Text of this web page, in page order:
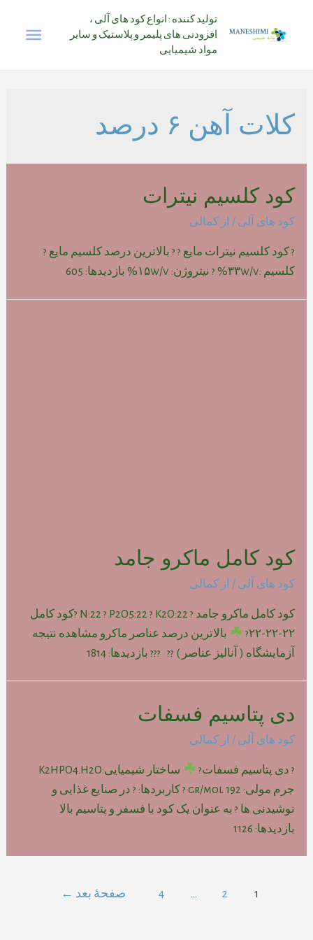
تولید کننده : انواع کود های آلی ،
افزودنی های پلیمر و پلاستیک و سایر
مواد شیمیایی
کلات آهن ۶ درصد
کود کلسیم نیترات
کود های آلی / از کمالی
? کود کلسیم نیترات مایع ? ? بالاترین درصد کلسیم مایع ?
کلسیم :۳۳w/v% ? نیتروژن: ۱۵w/v% بازدیدها: 605
کود کامل ماکرو جامد
کود های آلی / از کمالی
کود کامل ماکرو جامد ? N:22 ? P2O5:22 ? K2O:22 ?کود کامل
۲۲-۲۲-۲۲?
بالاترین درصد عناصر ماکرو مشاهده نتیجه
آزمایشگاه ( آنالیز عناصر ) ?? ??? بازدیدها: 1814
دی پتاسیم فسفات
کود های آلی / از کمالی
? دی پتاسیم فسفات?
ساختار شیمیایی:K2HPO4.H2O
جرم مولی: gr/mol 192 ? کاربردها: ? در صنایع غذایی و
نوشیدنی ها ? به عنوان یک کود با فسفر و پتاسیم بالا
بازدیدها: 1126
1
2
…
4 صفحهٔ بعد ←